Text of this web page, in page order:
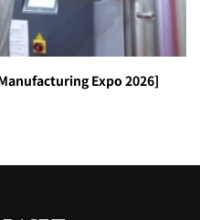
Expo 2026]